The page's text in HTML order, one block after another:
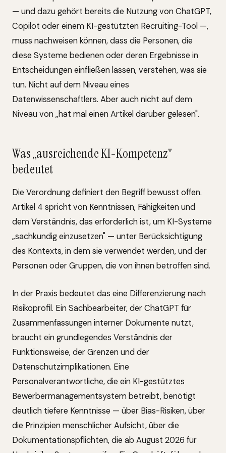
— und dazu gehört bereits die Nutzung von ChatGPT,
Copilot oder einem KI-gestützten Recruiting-Tool —,
muss nachweisen können, dass die Personen, die
diese Systeme bedienen oder deren Ergebnisse in
Entscheidungen einfließen lassen, verstehen, was sie
tun. Nicht auf dem Niveau eines
Datenwissenschaftlers. Aber auch nicht auf dem
Niveau von „hat mal einen Artikel darüber gelesen".
Was „ausreichende KI-Kompetenz"
bedeutet
Die Verordnung definiert den Begriff bewusst offen.
Artikel 4 spricht von Kenntnissen, Fähigkeiten und
dem Verständnis, das erforderlich ist, um KI-Systeme
„sachkundig einzusetzen" — unter Berücksichtigung
des Kontexts, in dem sie verwendet werden, und der
Personen oder Gruppen, die von ihnen betroffen sind.
In der Praxis bedeutet das eine Differenzierung nach
Risikoprofil. Ein Sachbearbeiter, der ChatGPT für
Zusammenfassungen interner Dokumente nutzt,
braucht ein grundlegendes Verständnis der
Funktionsweise, der Grenzen und der
Datenschutzimplikationen. Eine
Personalverantwortliche, die ein KI-gestütztes
Bewerbermanagementsystem betreibt, benötigt
deutlich tiefere Kenntnisse — über Bias-Risiken, über
die Prinzipien menschlicher Aufsicht, über die
Dokumentationspflichten, die ab August 2026 für